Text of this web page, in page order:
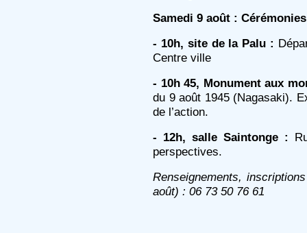
Samedi 9 août :
- 10h, site de la Palu :
Centre ville
- 10h 45, Monument aux
du 9 août 1945 (Nagasaki).
de l’action.
- 12h, salle Saintonge :
perspectives.
Renseignements,
août) : 06 73 50 76 61